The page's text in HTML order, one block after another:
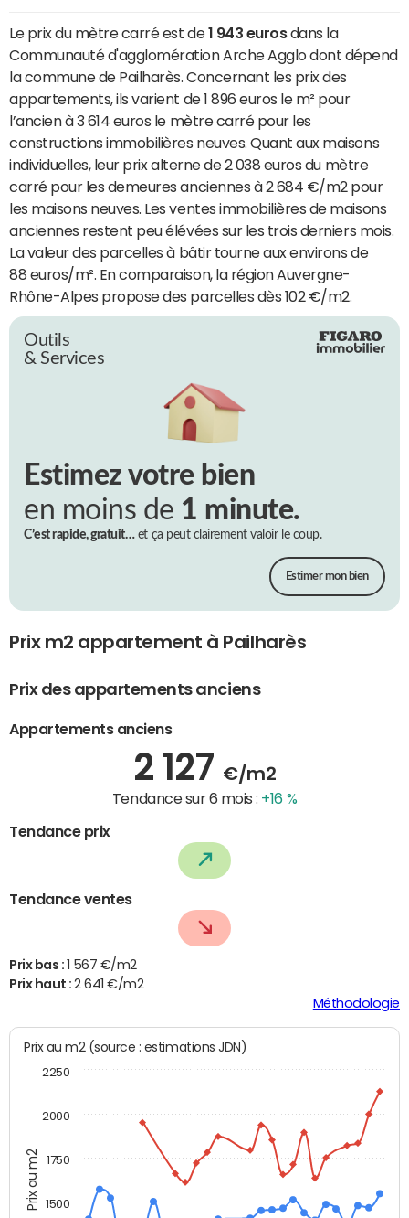
Le prix du mètre carré est de1 943 eurosdans la
Communauté d'agglomération Arche Agglo dont dépend
la commune de Pailharès. Concernant les prix des
appartements, ils varient de 1 896 euros le m² pour
l’ancien à 3 614 euros le mètre carré pour les
constructions immobilières neuves. Quant aux maisons
individuelles, leur prix alterne de 2 038 euros du mètre
carré pour les demeures anciennes à 2 684 €/m2 pour
les maisons neuves. Les ventes immobilières de maisons
anciennes restent peu élévées sur les trois derniers mois.
La valeur des parcelles à bâtir tourne aux environs de
88 euros/m². En comparaison, la région Auvergne-
Rhône-Alpes propose des parcelles dès 102 €/m2.
Outils
& Services
Estimez votre bien
en moins de 1 minute.
C’est rapide, gratuit…et ça peut clairement valoir le coup.
Estimer mon bien
Prix m2 appartement à Pailharès
Prix des appartements anciens
Appartements anciens
2 127 €/m2
Tendance sur 6 mois : +16 %
Tendance prix
Tendance ventes
Prix bas : 1 567 €/m2
Prix haut :2 641 €/m2
Méthodologie
Prix au m2
Prix au m2 (source : estimations JDN)
1500
1750
2000
2250